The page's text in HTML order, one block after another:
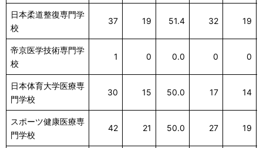
日本柔道整復専門学
校
37 19 51.4 32 19
帝京医学技術専門学
校
1 0 0.0 0 0
日本体育大学医療専
門学校
30 15 50.0 17 14
スポーツ健康医療専
門学校
42 21 50.0 27 19